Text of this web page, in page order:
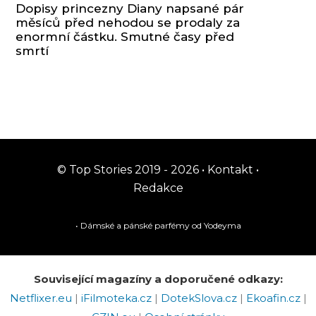
Dopisy princezny Diany napsané pár
měsíců před nehodou se prodaly za
enormní částku. Smutné časy před
smrtí
© Top Stories 2019 - 2026 • Kontakt •
Redakce
• Dámské a pánské parfémyod Yodeyma
Související magazíny a doporučené odkazy:
Netflixer.eu | iFilmoteka.cz | DotekSlova.cz | Ekoafin.cz |